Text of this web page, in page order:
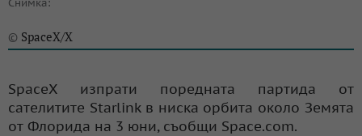
© SpaceX/X
SpaceX изпрати поредната партида от
сателитите Starlink в ниска орбита около Земята
от Флорида на 3 юни, съобщи Space.com.